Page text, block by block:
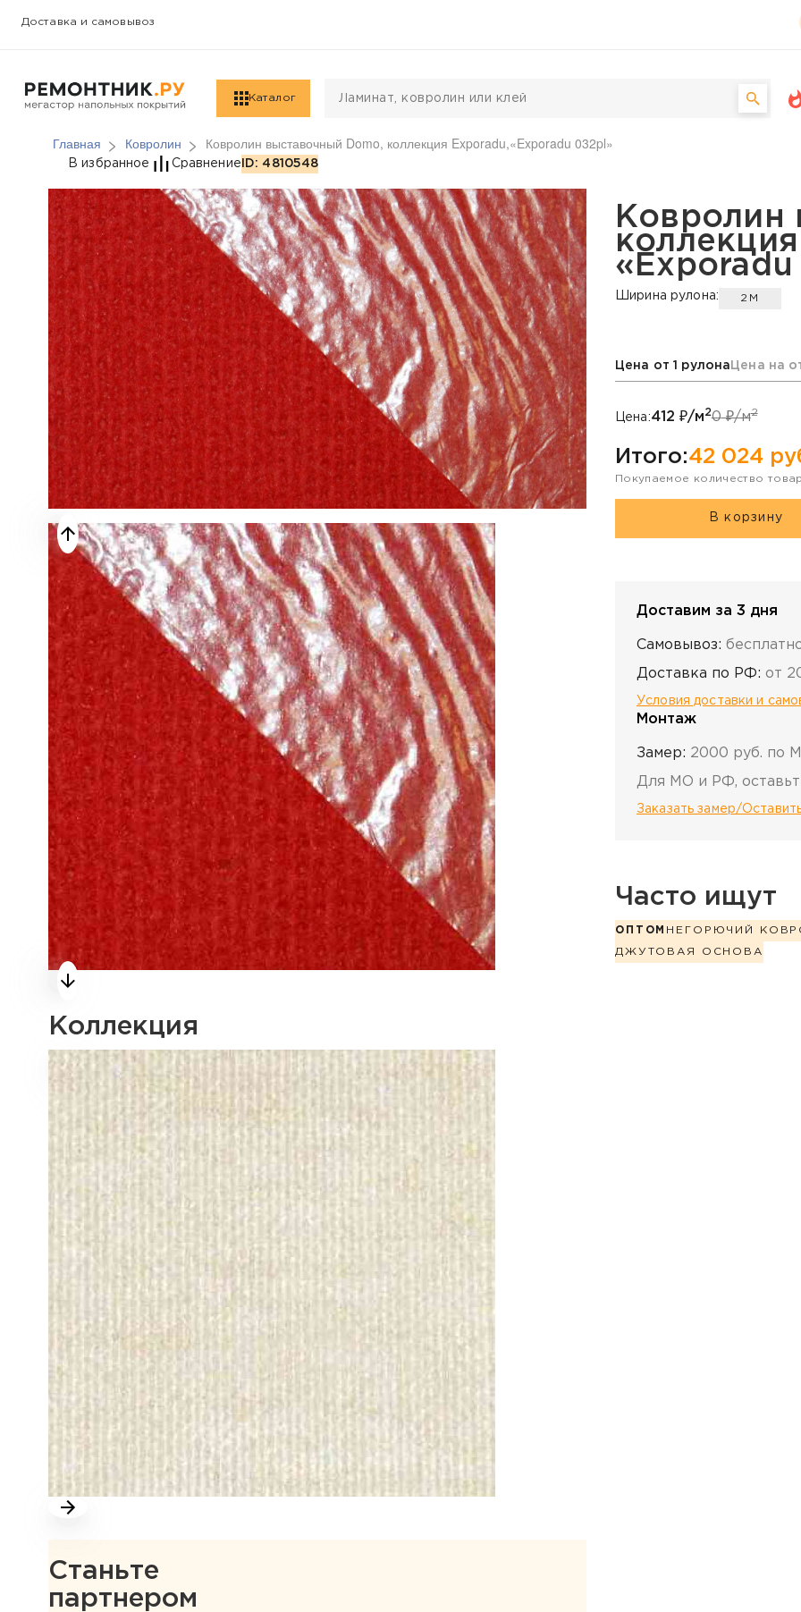
Доставка и самовывоз
Каталог
Главная Ковролин Ковролин выставочный Domo, коллекция Exporadu,«Exporadu 032pl»
Ковролин выставочный Domo, коллекция
В избранное Сравнение ID: 4810548
Коллекция
Станьте
партнером
Ковролин
Ширина рулона: 2М
Цена от 1 рулона Цена на
Цена:412 ₽/м20₽/м2
Итого:42 024
Покупаемое количество
В корзину
Доставим за 3 дня
Самовывоз:
Доставка по РФ: от
Условия доставки и
Монтаж
Замер: 2000 руб. по
Для МО и РФ,
Заказать замер/
Часто ищут
ОПТОМ НЕГОРЮЧИЙ
ДЖУТОВАЯ ОСНОВА